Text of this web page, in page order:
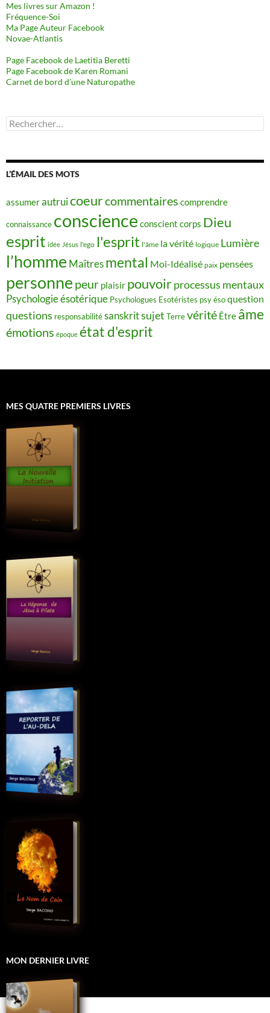
Mes livres sur Amazon !
Fréquence-Soi
Ma Page Auteur Facebook
Novae-Atlantis
Page Facebook de Laetitia Beretti
Page Facebook de Karen Romani
Carnet de bord d’une Naturopathe
Rechercher :
L’ÉMAIL DES MOTS
assumerautruicoeurcommentaires comprendre
connaissance conscience conscient corps Dieu
esprit idée Jésus l'ego l'esprit l'âme la vérité logique Lumière
l’homme Maîtres mental Moi-Idéalisé paix pensées
personne peur plaisir pouvoirprocessus mentaux
Psychologie ésotérique Psychologues Esotéristes psy ésoquestion
questions responsabilitésanskritsujet Terrevérité Être âme
émotions époque état d'esprit
MES QUATRE PREMIERS LIVRES
MON DERNIER LIVRE